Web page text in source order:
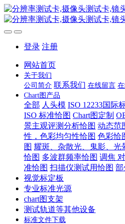
登录 注册
网站首页
关于我们
公司简介 联系我们 在线留言
Chart图产品
全部 人头模 ISO 12233国际
ISO 标准恰图 Chart图定制
景主观评测分析恰图 动态范
性，色彩均匀性恰图 色彩恰
图 耀斑、杂散光、鬼影、光
恰图 多波群频率恰图 调焦
准恰图 扫描仪测试用恰图 部
视觉标定板
专业标准光源
chart图支架
测试轨道等其他设备
标准文件下载